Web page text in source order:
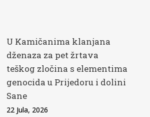
U Kamičanima klanjana
dženaza za pet žrtava
teškog zločina s elementima
genocida u Prijedoru i dolini
Sane
22 Jula, 2026